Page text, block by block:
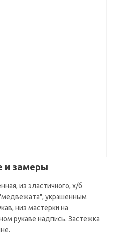
и замеры
из эластичного, х/б
украшенным
низ мастерки на
рукаве надпись. Застежка